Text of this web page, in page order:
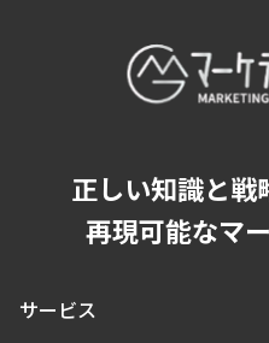
正しい知識と戦
再現可能なマ
サービス